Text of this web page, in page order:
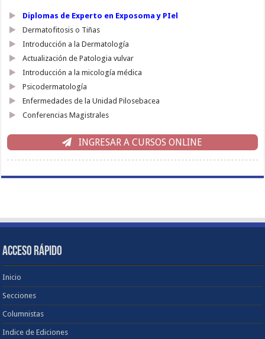
Diplomas de Experto en Exposoma y PIel
Dermatofitosis o Tiñas
Introducción a la Dermatología
Actualización de Patologia vulvar
Introducción a la micología médica
Psicodermatología
Enfermedades de la Unidad Pilosebacea
Conferencias Magistrales
INGRESAR A CURSOS ONLINE
ACCESO RÁPIDO
Inicio
Secciones
Columnistas
Indice de Ediciones